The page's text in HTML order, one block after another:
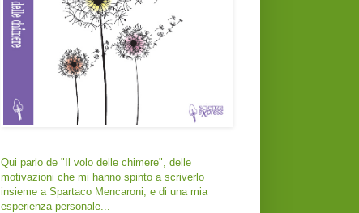
Qui parlo de "Il volo delle chimere", delle
motivazioni che mi hanno spinto a scriverlo
insieme a Spartaco Mencaroni, e di una mia
esperienza personale...